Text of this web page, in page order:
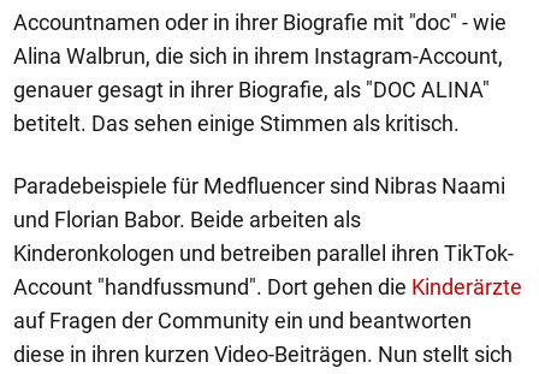
Accountnamen oder in ihrer Biografie mit "doc" - wie
Alina Walbrun, die sich in ihrem Instagram-Account,
genauer gesagt in ihrer Biografie, als "DOC ALINA"
betitelt. Das sehen einige Stimmen als kritisch.
Paradebeispiele für Medfluencer sind Nibras Naami
und Florian Babor. Beide arbeiten als
Kinderonkologen und betreiben parallel ihren TikTok-
Account "handfussmund". Dort gehen die Kinderärzte
auf Fragen der Community ein und beantworten
diese in ihren kurzen Video-Beiträgen. Nun stellt sich